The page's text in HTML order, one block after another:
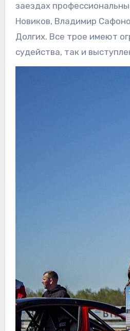
заездах
Новиков, Владимир
Долгих. Все трое имеют
судейства, так и